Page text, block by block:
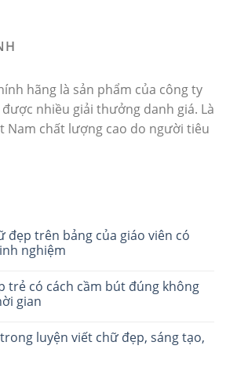
hãng là sản phẩm của công ty
nhiều giải thưởng danh giá. Là
Nam chất lượng cao do người tiêu
đẹp trên bảng của giáo viên có
nghiệm
trẻ có cách cầm bút đúng không
gian
luyện viết chữ đẹp, sáng tạo,